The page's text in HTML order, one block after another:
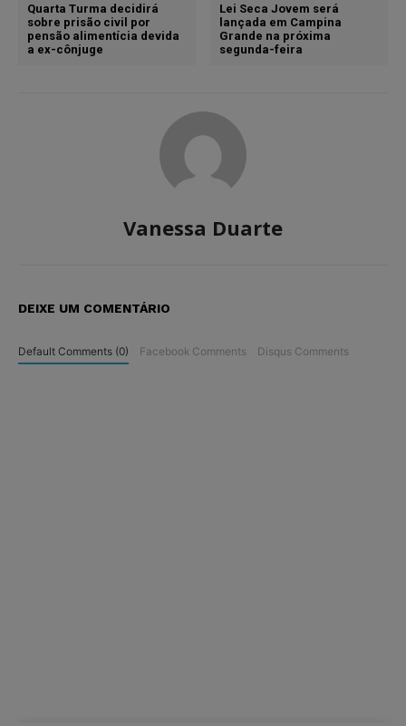
Quarta Turma decidirá
sobre prisão civil por
pensão alimentícia devida
a ex-cônjuge
Lei Seca Jovem será
lançada em Campina
Grande na próxima
segunda-feira
Vanessa Duarte
DEIXE UM COMENTÁRIO
Default Comments (0) Facebook Comments Disqus Comments